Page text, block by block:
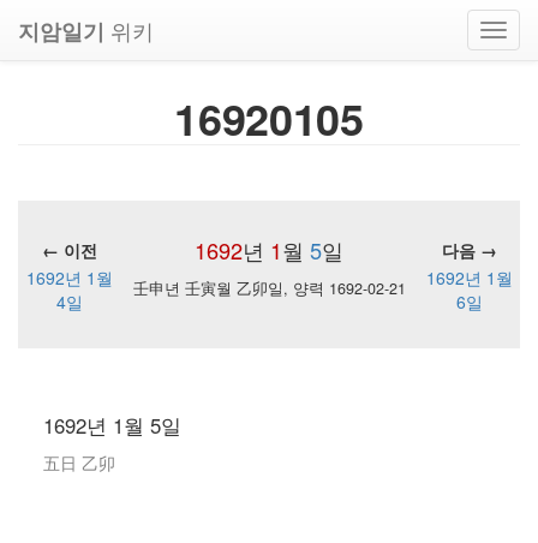
지암일기 위키
16920105
1692년 1월 5일
← 이전
다음 →
1692년 1월
4일
壬申년 壬寅월 乙卯일, 양력 1692-02-21
1692년 1월
6일
1692년 1월 5일
五日 乙卯